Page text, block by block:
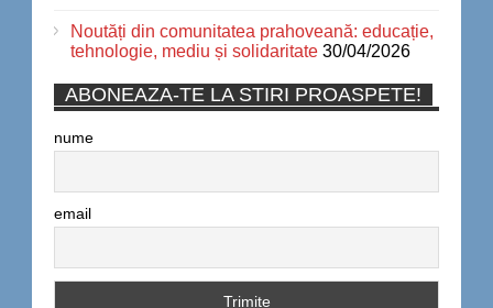
Noutăți din comunitatea prahoveană: educație,
tehnologie, mediu și solidaritate 30/04/2026
ABONEAZA-TE LA STIRI PROASPETE!
nume
email